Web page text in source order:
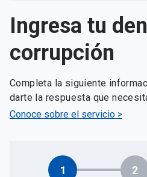
Ingresa tu
corrupción
Completa la siguiente
darte la respuesta que
Conoce sobre el servicio >
1 2